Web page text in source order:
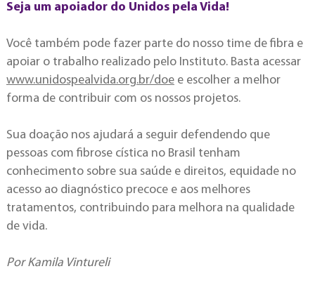
Seja um apoiador do Unidos pela Vida!
Você também pode fazer parte do nosso time de fibra e
apoiar o trabalho realizado pelo Instituto. Basta acessar
www.unidospealvida.org.br/doee escolher a melhor
forma de contribuir com os nossos projetos.
Sua doação nos ajudará a seguir defendendo que
pessoas com fibrose cística no Brasil tenham
conhecimento sobre sua saúde e direitos, equidade no
acesso ao diagnóstico precoce e aos melhores
tratamentos, contribuindo para melhora na qualidade
de vida.
Por Kamila Vintureli